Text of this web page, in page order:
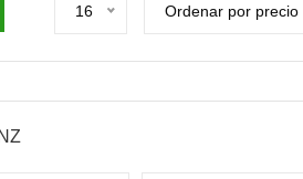
16 Ordenar por precio